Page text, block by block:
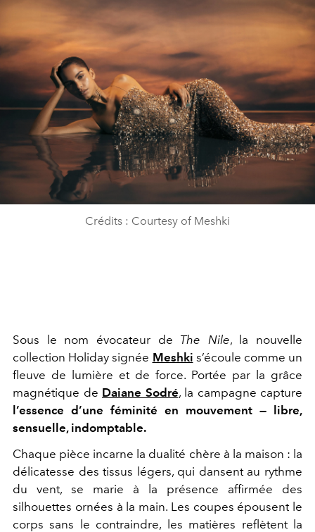
Crédits : Courtesy of Meshki
Sous le nom évocateur de The Nile, la nouvelle
collection Holiday signée Meshki s’écoule comme un
fleuve de lumière et de force. Portée par la grâce
magnétique de Daiane Sodré, la campagne capture
l’essence d’une féminité en mouvement — libre,
sensuelle, indomptable.
Chaque pièce incarne la dualité chère à la maison : la
délicatesse des tissus légers, qui dansent au rythme
du vent, se marie à la présence affirmée des
silhouettes ornées à la main. Les coupes épousent le
corps sans le contraindre, les matières reflètent la